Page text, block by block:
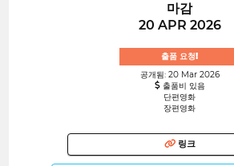
마감
20 APR 2026
출품 요청!
공개됨: 20 Mar 2026
출품비 있음
단편영화
장편영화
링크